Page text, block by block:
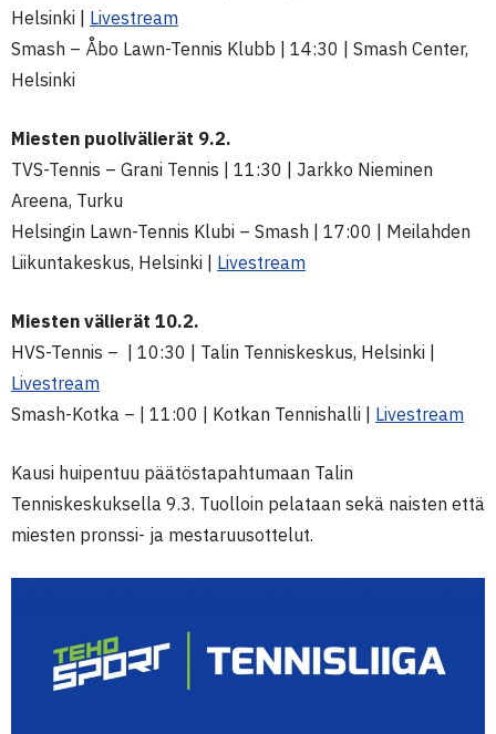
Helsinki | Livestream
Smash – Åbo Lawn-Tennis Klubb | 14:30 | Smash Center,
Helsinki
Miesten puolivälierät 9.2.
TVS-Tennis – Grani Tennis | 11:30 | Jarkko Nieminen
Areena, Turku
Helsingin Lawn-Tennis Klubi – Smash | 17:00 | Meilahden
Liikuntakeskus, Helsinki | Livestream
Miesten välierät 10.2.
HVS-Tennis – | 10:30 | Talin Tenniskeskus, Helsinki |
Livestream
Smash-Kotka – | 11:00 | Kotkan Tennishalli | Livestream
Kausi huipentuu päätöstapahtumaan Talin
Tenniskeskuksella 9.3. Tuolloin pelataan sekä naisten että
miesten pronssi- ja mestaruusottelut.